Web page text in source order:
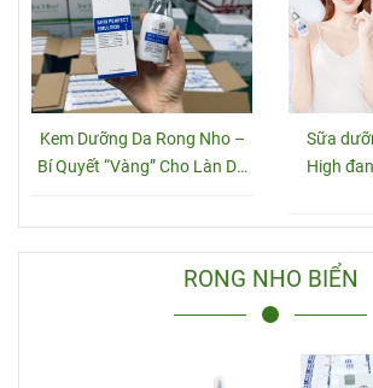
Kem Dưỡng Da Rong Nho –
Bí Quyết “Vàng” Cho Làn Da
Sữa
High
RONG NHO BIỂN